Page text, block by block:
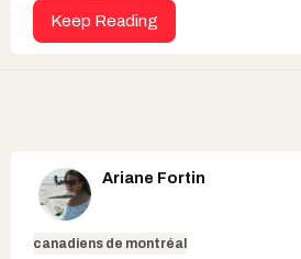
Keep Reading
Ariane Fortin
canadiens de montréal